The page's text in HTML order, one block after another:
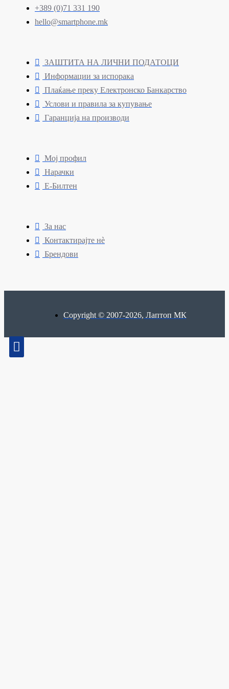
+389 (0)71 331 190
hello@smartphone.mk
ЗАШТИТА НА ЛИЧНИ ПОДАТОЦИ
Информации за испорака
Плаќање преку Електронско Банкарство
Услови и правила за купување
Гаранција на производи
Мој профил
Нарачки
Е-Билтен
За нас
Контактирајте нè
Брендови
Copyright © 2007-2026, Лаптоп МК